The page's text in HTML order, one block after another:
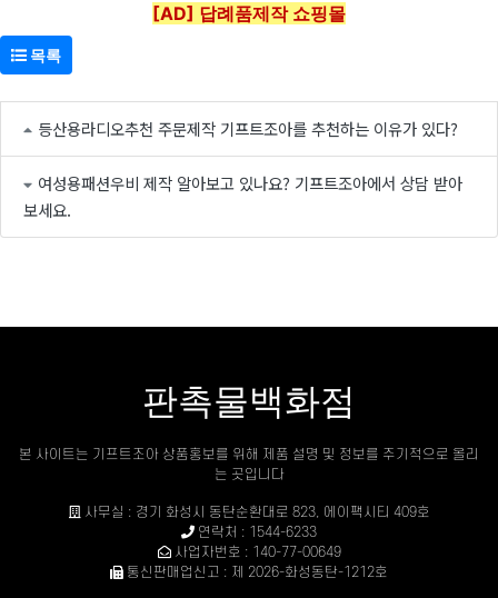
[AD] 답례품제작 쇼핑몰
목록
등산용라디오추천 주문제작 기프트조아를 추천하는 이유가 있다?
여성용패션우비 제작 알아보고 있나요? 기프트조아에서 상담 받아
보세요.
판촉물백화점
본 사이트는 기프트조아 상품홍보를 위해 제품 설명 및 정보를 주기적으로 올리
는 곳입니다
사무실 : 경기 화성시 동탄순환대로 823, 에이팩시티 409호
연락처 : 1544-6233
사업자번호 : 140-77-00649
통신판매업신고 : 제 2026-화성동탄-1212호